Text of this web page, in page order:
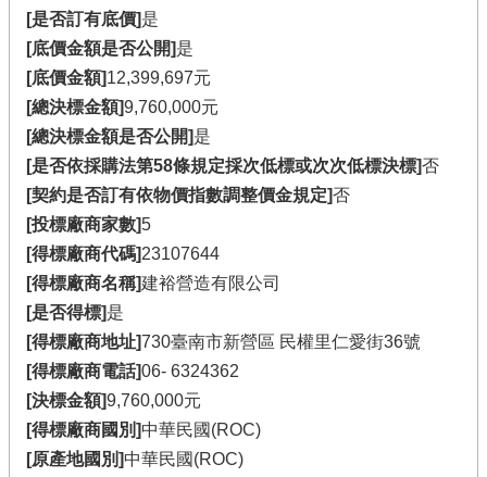
[是否訂有底價]是
[底價金額是否公開]是
[底價金額]12,399,697元
[總決標金額]9,760,000元
[總決標金額是否公開]是
[是否依採購法第58條規定採次低標或次次低標決標]否
[契約是否訂有依物價指數調整價金規定]否
[投標廠商家數]5
[得標廠商代碼]23107644
[得標廠商名稱]建裕營造有限公司
[是否得標]是
[得標廠商地址]730臺南市新營區 民權里仁愛街36號
[得標廠商電話]06- 6324362
[決標金額]9,760,000元
[得標廠商國別]中華民國(ROC)
[原產地國別]中華民國(ROC)